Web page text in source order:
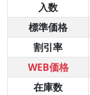
入数
標準価格
割引率
WEB価格
在庫数